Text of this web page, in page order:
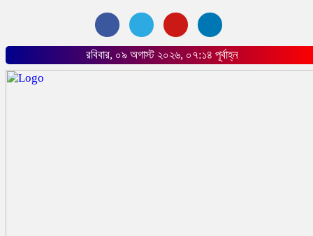
রবিবার, ০৯ অগাস্ট ২০২৬, ০৭:১৪ পূর্বাহ্ন